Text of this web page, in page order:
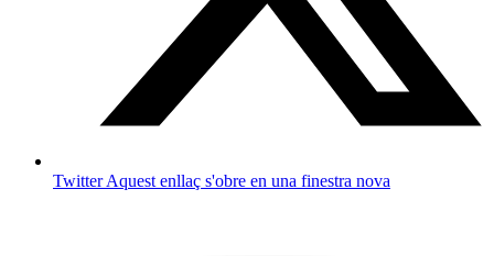
TwitterAquest enllaç s'obre en una finestra nova